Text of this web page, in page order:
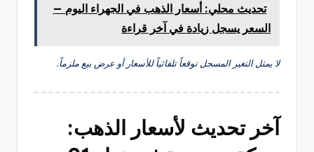
تحديث محلي: أسعار الذهب في الجهراء اليوم —
السعر يسجل زيادة في آخر قراءة
لا يمثل التغير المسجل توقعاً تلقائياً للأسعار أو عرض بيع ملزماً.
آخر تحديث لأسعار الذهب: